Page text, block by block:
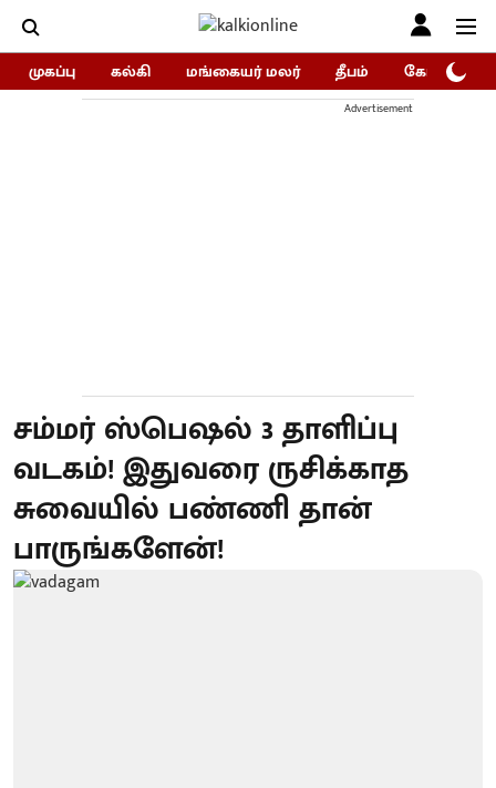
முகப்பு கல்கி மங்கையர் மலர் தீபம் கோகுலம்/
Advertisement
சம்மர் ஸ்பெஷல் 3 தாளிப்பு
வடகம்! இதுவரை ருசிக்காத
சுவையில் பண்ணி தான்
பாருங்களேன்!